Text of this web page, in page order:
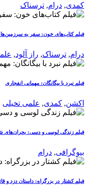
کمدی, درام, ترسناک
فیلم کتاب‌های خون: سفر به
درام, ترسناک, راز آلود,
فیلم نبرد با بیگانگان: مهمانی انفجاری
اکشن, کمدی, علمی تخیلی
فیلم زندگی لوسی و دسی: بحران‌های
بیوگرافی, درام
فیلم کشتار در بزرگراه: داستان دزد و